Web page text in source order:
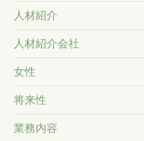
人材紹介
人材紹介会社
女性
将来性
業務内容